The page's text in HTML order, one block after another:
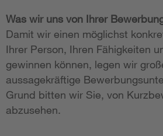
Was wir uns von Ihrer
Damit wir einen möglichst
Ihrer Person, Ihren Fähigkeiten
gewinnen können, legen wir
aussagekräftige
Grund bitten wir Sie, von
abzusehen.